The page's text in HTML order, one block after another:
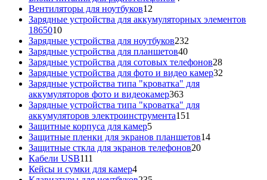
Вентиляторы для ноутбуков12
товаров
Зарядные устройства для аккумуляторных элементов
186501010
товаров
Зарядные устройства для ноутбуков232
Зарядные устройства для планшетов4040
товаров
Зарядные устройства для сотовых телефонов2828
товаров
Зарядные устройства для фото и видео камер32
Зарядные устройства типа "кроватка" для
аккумуляторов фото и видеокамер363363
товара
Зарядные устройства типа "кроватка" для
аккумуляторов электроинструмента151
Защитные корпуса для камер55
товаров
Защитные пленки для экранов планшетов1414
Защитные сткла для экранов телефонов2020
Кабели USB111
товаров
Кейсы и сумки для камер44